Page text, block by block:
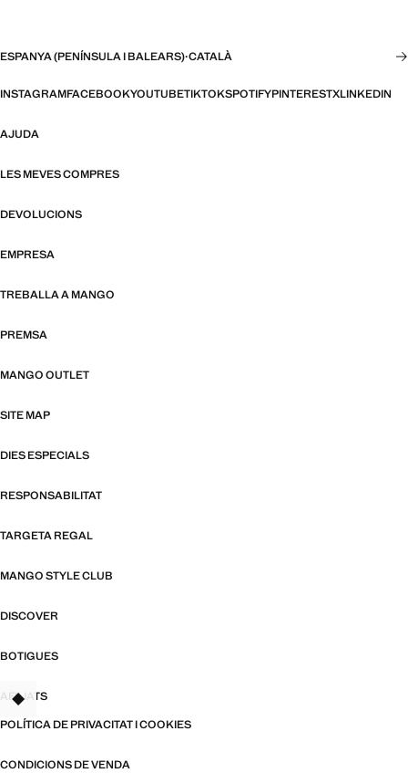
ESPANYA (PENÍNSULA I BALEARS)·CATALÀ
INSTAGRAMFACEBOOKYOUTUBETIKTOKSPOTIFYPINTERESTXLINKEDIN
AJUDA
LES MEVES COMPRES
DEVOLUCIONS
EMPRESA
TREBALLA A MANGO
PREMSA
MANGO OUTLET
SITE MAP
DIES ESPECIALS
RESPONSABILITAT
TARGETA REGAL
MANGO STYLE CLUB
DISCOVER
BOTIGUES
AFILIATS
POLÍTICA DE PRIVACITAT I COOKIES
CONDICIONS DE VENDA